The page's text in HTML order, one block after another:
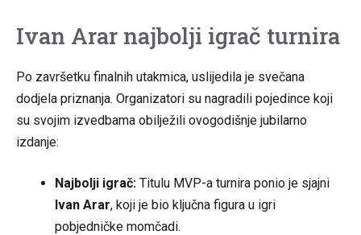
Ivan Arar najbolji igrač turnira
Po završetku finalnih utakmica, uslijedila je svečana
dodjela priznanja. Organizatori su nagradili pojedince koji
su svojim izvedbama obilježili ovogodišnje jubilarno
izdanje:
Najbolji igrač: Titulu MVP-a turnira ponio je sjajni
Ivan Arar, koji je bio ključna figura u igri
pobjedničke momčadi.